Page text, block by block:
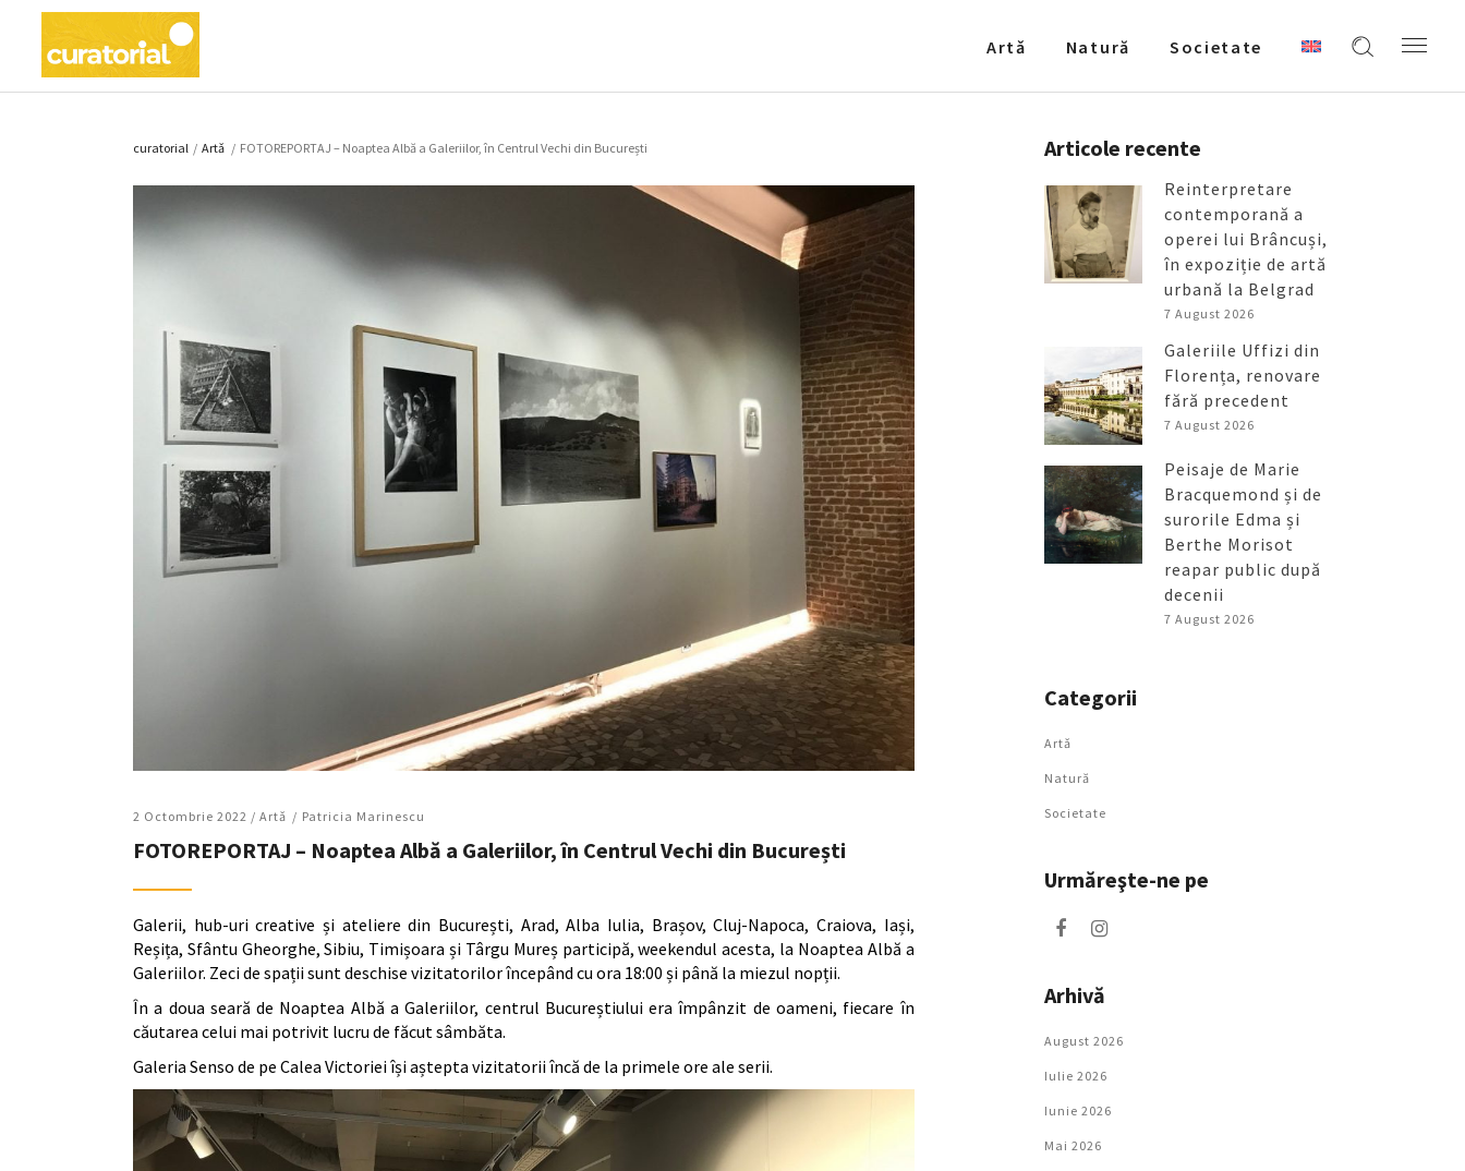
Artǎ Natură Societate
curatorial / Artǎ / FOTOREPORTAJ – Noaptea Albă a Galeriilor, în Centrul Vechi din București
2 Octombrie 2022 / Artǎ Patricia Marinescu
FOTOREPORTAJ – Noaptea Albă a Galeriilor, în Centrul Vechi din București
Galerii, hub-uri creative și ateliere din București, Arad, Alba Iulia, Brașov, Cluj-Napoca, Craiova, Iași,
Reșița, Sfântu Gheorghe, Sibiu, Timișoara și Târgu Mureș participă, weekendul acesta, la Noaptea Albă a
Galeriilor. Zeci de spații sunt deschise vizitatorilor începând cu ora 18:00 și până la miezul nopții.
În a doua seară de Noaptea Albă a Galeriilor, centrul Bucureștiului era împânzit de oameni, fiecare în
căutarea celui mai potrivit lucru de făcut sâmbăta.
Galeria Senso de pe Calea Victoriei își aștepta vizitatorii încă de la primele ore ale serii.
Articole recente
Reinterpretare
contemporană a
operei lui Brâncuși,
în expoziție de artă
urbană la Belgrad
7 August 2026
Galeriile Uffizi din
Florența, renovare
fără precedent
7 August 2026
Peisaje de Marie
Bracquemond și de
surorile Edma și
Berthe Morisot
reapar public după
decenii
7 August 2026
Categorii
Artǎ
Natură
Societate
Urmăreşte-ne pe
Arhivă
August 2026
Iulie 2026
Iunie 2026
Mai 2026